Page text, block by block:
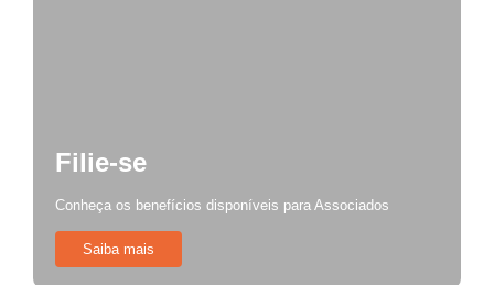
Filie-se
Conheça os benefícios disponíveis para Associados
Saiba mais